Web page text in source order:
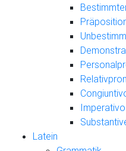
Imperativo
Latein